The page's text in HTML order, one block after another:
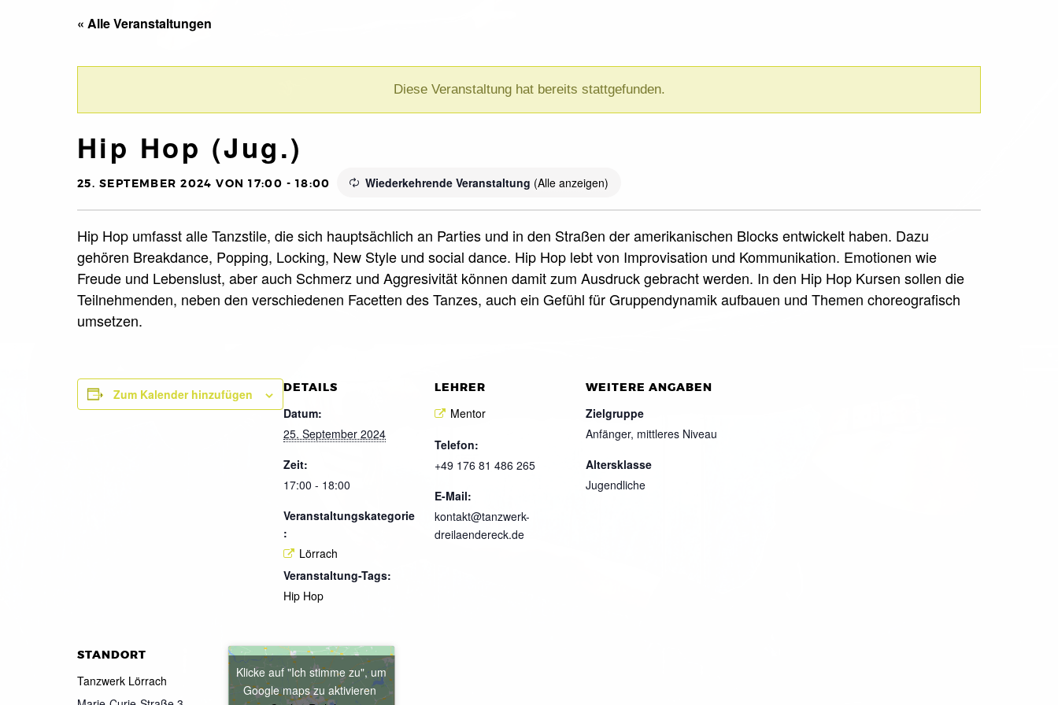
« Alle Veranstaltungen
Diese Veranstaltung hat bereits stattgefunden.
Hip Hop (Jug.)
25. SEPTEMBER 2024 VON 17:00 - 18:00 Wiederkehrende Veranstaltung (Alle anzeigen)
Hip Hop umfasst alle Tanzstile, die sich hauptsächlich an Parties und in den Straßen der amerikanischen Blocks entwickelt haben. Dazu
gehören Breakdance, Popping, Locking, New Style und social dance. Hip Hop lebt von Improvisation und Kommunikation. Emotionen wie
Freude und Lebenslust, aber auch Schmerz und Aggresivität können damit zum Ausdruck gebracht werden. In den Hip Hop Kursen sollen die
Teilnehmenden, neben den verschiedenen Facetten des Tanzes, auch ein Gefühl für Gruppendynamik aufbauen und Themen choreografisch
umsetzen.
Zum Kalender hinzufügen DETAILS
Datum:
25. September 2024
Zeit:
17:00 - 18:00
Veranstaltungskategorie
:
Lörrach
Veranstaltung-Tags:
Hip Hop
LEHRER
Mentor
Telefon:
+49 176 81 486 265
E-Mail:
kontakt@tanzwerk-
dreilaendereck.de
WEITERE ANGABEN
Zielgruppe
Anfänger, mittleres Niveau
Altersklasse
Jugendliche
STANDORT
Tanzwerk Lörrach
Klicke auf "Ich stimme zu", um
Google maps zu aktivieren